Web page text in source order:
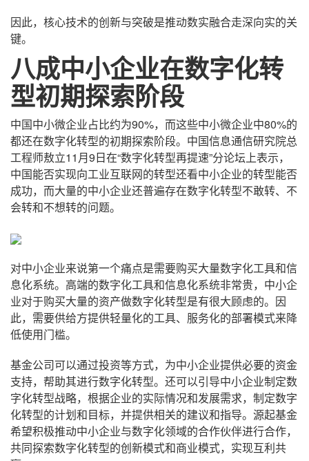
因此，核心技术的创新与突破是推动数实融合走深向实的关
键。
八成中小企业在数字化转
型初期探索阶段
中国中小微企业占比约为90%，而这些中小微企业中80%的
都还在数字化转型的初期探索阶段。中国信息通信研究院总
工程师敖立11月9日在“数字化转型再提速”分论坛上表示，
中国能否实现向工业互联网的转型还看中小企业的转型能否
成功，而大量的中小企业还普遍存在数字化转型不敢转、不
会转和不想转的问题。
对中小企业来说第一个痛点是需要购买大量数字化工具和信
息化系统。高端的数字化工具和信息化系统非常贵，中小企
业对于购买大量的资产做数字化转型是有很大顾虑的。因
此，需要供给方提供轻量化的工具、服务化的部署模式来降
低使用门槛。
基金公司可以通过投资等方式，为中小企业提供必要的资金
支持，帮助其进行数字化转型。还可以引导中小企业制定数
字化转型战略，根据企业的实际情况和发展需求，制定数字
化转型的计划和目标，并提供相关的建议和指导。源起基金
希望积极推动中小企业与数字化领域的合作伙伴进行合作，
共同探索数字化转型的创新模式和商业模式，实现互利共